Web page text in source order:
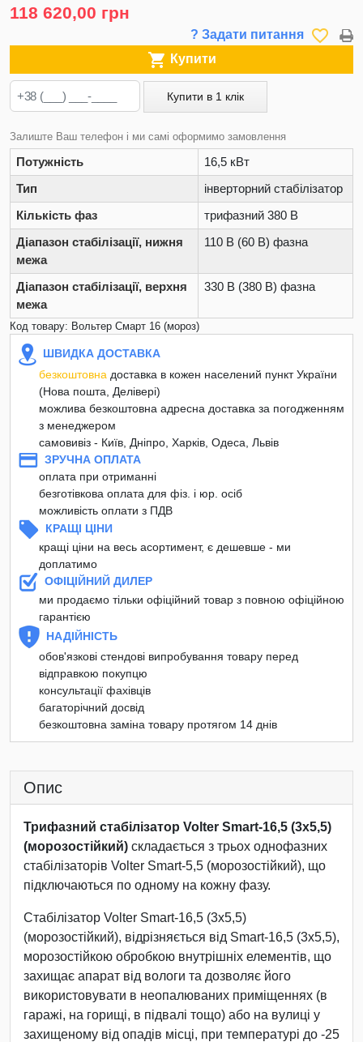
118 620,00 грн
? Задати питання favorite_border
 Купити
Купити в 1 клік
Залиште Ваш телефон і ми самі оформимо замовлення
Потужність
16,5 кВт
Тип
інверторний стабілізатор
Кількість фаз
трифазний 380 В
Діапазон стабілізації, нижня
межа
110 В (60 В) фазна
Діапазон стабілізації, верхня
межа
330 В (380 В) фазна
Код товару: Вольтер Смарт 16 (мороз)
ШВИДКА ДОСТАВКА
безкоштовна доставка в кожен населений пункт України
(Нова пошта, Делівері)
можлива безкоштовна адресна доставка за погодженням
з менеджером
самовивіз - Київ, Дніпро, Харків, Одеса, Львів
ЗРУЧНА ОПЛАТА
оплата при отриманні
безготівкова оплата для фіз. і юр. осіб
можливість оплати з ПДВ
КРАЩІ ЦІНИ
кращі ціни на весь асортимент, є дешевше - ми
доплатимо
ОФІЦІЙНИЙ ДИЛЕР
ми продаємо тільки офіційний товар з повною офіційною
гарантією
НАДІЙНІСТЬ
обов'язкові стендові випробування товару перед
відправкою покупцю
консультації фахівців
багаторічний досвід
безкоштовна заміна товару протягом 14 днів
Опис
Трифазний стабілізатор Volter Smart-16,5 (3х5,5)
(морозостійкий) складається з трьох однофазних
стабілізаторів Volter Smart-5,5 (морозостійкий), що
підключаються по одному на кожну фазу.
Стабілізатор Volter Smart-16,5 (3х5,5)
(морозостійкий), відрізняється від Smart-16,5 (3х5,5),
морозостійкою обробкою внутрішніх елементів, що
захищає апарат від вологи та дозволяє його
використовувати в неопалюваних приміщеннях (в
гаражі, на горищі, в підвалі тощо) або на вулиці у
захищеному від опадів місці, при температурі до -25